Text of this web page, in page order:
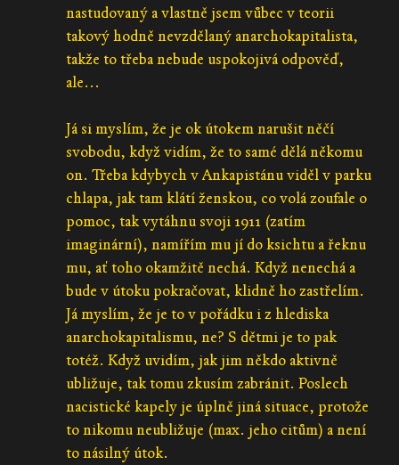
nastudovaný a vlastně jsem vůbec v teorii
takový hodně nevzdělaný anarchokapitalista,
takže to třeba nebude uspokojivá odpověď,
ale...
Já si myslím, že je ok útokem narušit něčí
svobodu, když vidím, že to samé dělá někomu
on. Třeba kdybych v Ankapistánu viděl v parku
chlapa, jak tam klátí ženskou, co volá zoufale o
pomoc, tak vytáhnu svoji 1911 (zatím
imaginární), namířím mu jí do ksichtu a řeknu
mu, ať toho okamžitě nechá. Když nenechá a
bude v útoku pokračovat, klidně ho zastřelím.
Já myslím, že je to v pořádku i z hlediska
anarchokapitalismu, ne? S dětmi je to pak
totéž. Když uvidím, jak jim někdo aktivně
ubližuje, tak tomu zkusím zabránit. Poslech
nacistické kapely je úplně jiná situace, protože
to nikomu neubližuje (max. jeho citům) a není
to násilný útok.